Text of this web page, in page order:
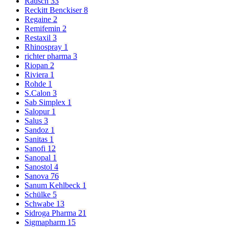
Reckitt Benckiser8
Regaine 2
Remifemin 2
Restaxil 3
Rhinospray 1
richter pharma 3
Riopan 2
Riviera 1
Rohde 1
S.Calon 3
Sab Simplex 1
Salopur 1
Salus 3
Sandoz 1
Sanitas 1
Sanofi 12
Sanopal 1
Sanostol 4
Sanova 76
Sanum Kehlbeck 1
Schülke 5
Schwabe 13
Sidroga Pharma 21
Sigmapharm 15